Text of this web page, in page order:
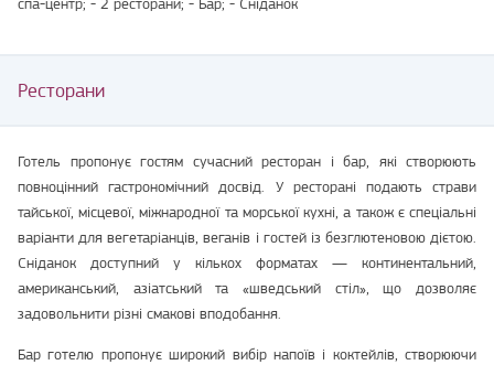
спа-центр; - 2 ресторани; - Бар; - Сніданок
Ресторани
Готель пропонує гостям сучасний ресторан і бар, які створюють
повноцінний гастрономічний досвід. У ресторані подають страви
тайської, місцевої, міжнародної та морської кухні, а також є спеціальні
варіанти для вегетаріанців, веганів і гостей із безглютеновою дієтою.
Сніданок доступний у кількох форматах — континентальний,
американський, азіатський та «шведський стіл», що дозволяє
задовольнити різні смакові вподобання.
Бар готелю пропонує широкий вибір напоїв і коктейлів, створюючи